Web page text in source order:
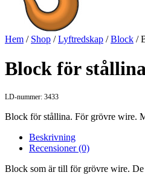
Hem / Shop /Lyftredskap /Block /
Block för stållina
LD-nummer: 3433
Block för stållina. För grövre wire.
Beskrivning
Recensioner (0)
Block som är till för grövre wire.